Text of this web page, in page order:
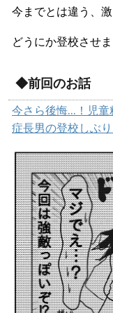
今までとは違う、
どうにか登校させま
◆前回のお話
今さら後悔…！児童
症長男の登校しぶ